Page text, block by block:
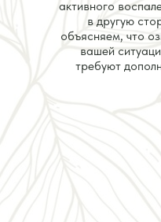
активного
в другую
объясняем, что
вашей
требуют